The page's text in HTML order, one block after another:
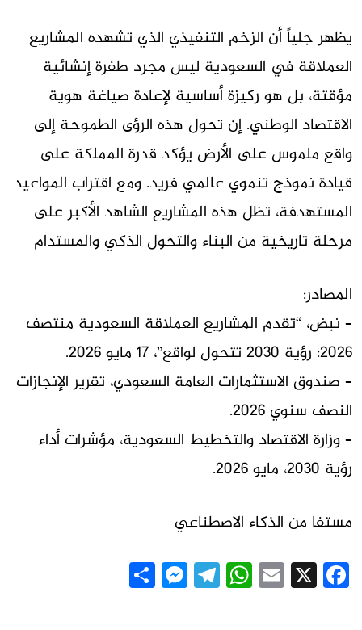
يظهر جلياً أن الزخم التنفيذي الذي تشهده المشاريع
العملاقة في السعودية ليس مجرد طفرة إنشائية
مؤقتة، بل هو ركيزة أساسية لإعادة صياغة هوية
الاقتصاد الوطني. إن تحول هذه الرؤى الطموحة إلى
واقع ملموس على الأرض يؤكد قدرة المملكة على
قيادة نموذج تنموي عالمي فريد. ومع اقتراب المواعيد
المستهدفة، تظل هذه المشاريع الشاهد الأكبر على
مرحلة تاريخية من البناء والتحول الذكي والمستدام
المصادر:
– نبض، “تقدم المشاريع العملاقة السعودية منتصف
2026: رؤية 2030 تتحول لواقع”، 17 مايو 2026.
– صندوق الاستثمارات العامة السعودي، تقرير الإنجازات
النصف سنوي 2026.
– وزارة الاقتصاد والتخطيط السعودية، مؤشرات أداء
رؤية 2030، مايو 2026.
مستفا من الذكاء الاصطناعي
Facebook
X
Email
WhatsApp
Telegram
Messenger